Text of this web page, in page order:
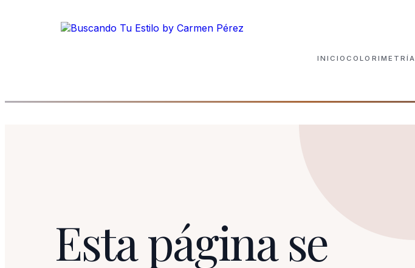
INICIOCOLORIMETRÍA
Esta página se